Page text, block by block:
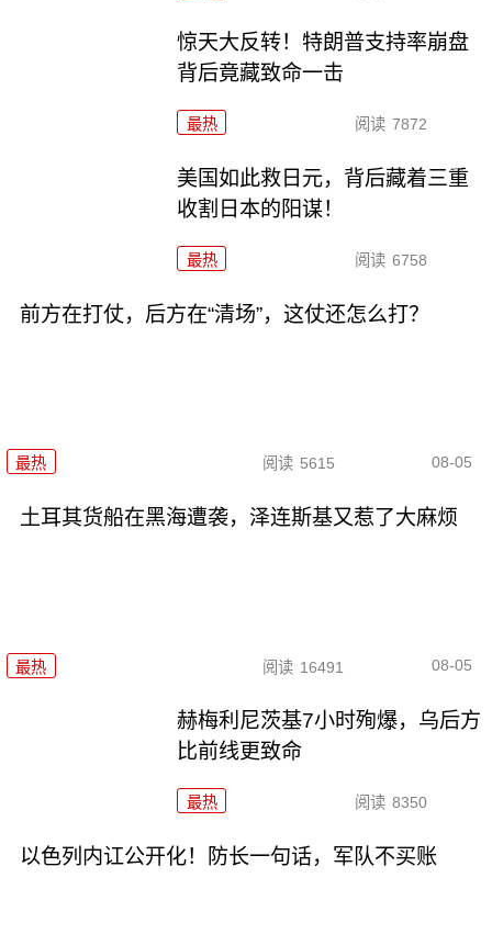
惊天大反转！特朗普支持率崩盘
背后竟藏致命一击
最热 阅读 7872
美国如此救日元，背后藏着三重
收割日本的阳谋！
最热 阅读 6758
前方在打仗，后方在“清场”，这仗还怎么打？
最热 阅读 5615 08-05
土耳其货船在黑海遭袭，泽连斯基又惹了大麻烦
最热 阅读 16491 08-05
赫梅利尼茨基7小时殉爆，乌后方
比前线更致命
最热 阅读 8350
以色列内讧公开化！防长一句话，军队不买账